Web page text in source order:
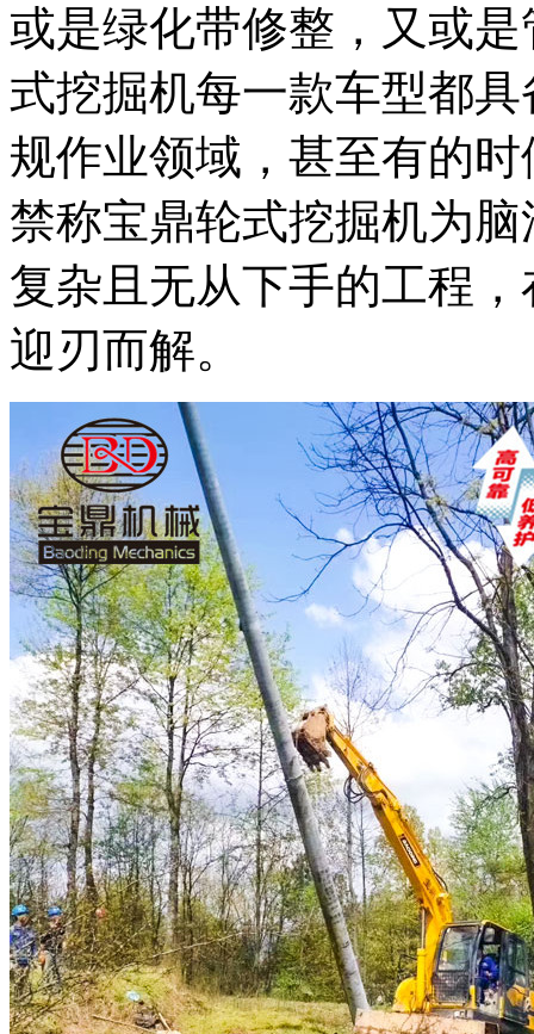
或是绿化带修整，又或
式挖掘机每一款车型都
规作业领域，甚至有的
禁称宝鼎轮式挖掘机为
复杂且无从下手的工程
迎刃而解。